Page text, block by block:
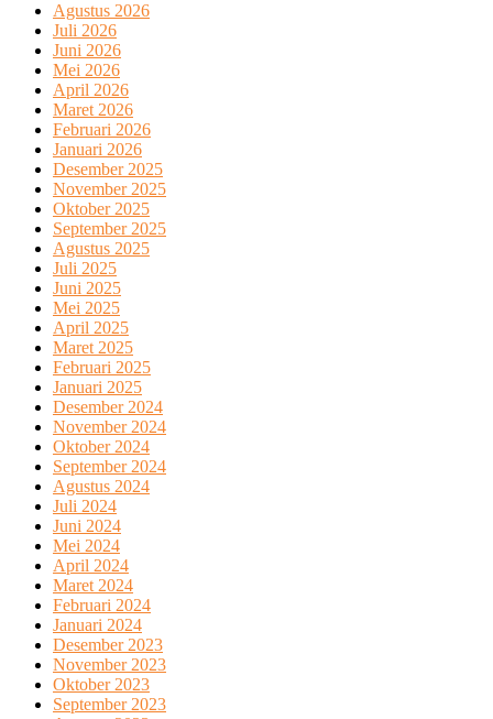
Agustus 2026
Juli 2026
Juni 2026
Mei 2026
April 2026
Maret 2026
Februari 2026
Januari 2026
Desember 2025
November 2025
Oktober 2025
September 2025
Agustus 2025
Juli 2025
Juni 2025
Mei 2025
April 2025
Maret 2025
Februari 2025
Januari 2025
Desember 2024
November 2024
Oktober 2024
September 2024
Agustus 2024
Juli 2024
Juni 2024
Mei 2024
April 2024
Maret 2024
Februari 2024
Januari 2024
Desember 2023
November 2023
Oktober 2023
September 2023